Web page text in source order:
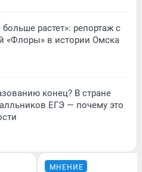
растет»: репортаж с
«Флоры» в истории Омска
конец? В стране
ЕГЭ — почему это
МНЕНИЕ